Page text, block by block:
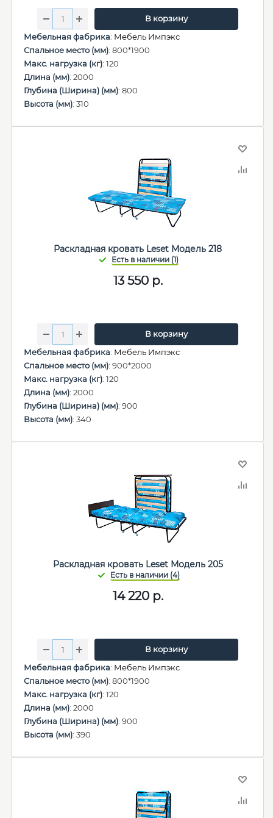
В корзину
Мебельная фабрика: Мебель Импэкс
Спальное место (мм): 800*1900
Макс. нагрузка (кг): 120
Длина (мм): 2000
Глубина (Ширина) (мм): 800
Высота (мм): 310
Раскладная кровать Leset Модель 218
13 550р.
В корзину
Мебельная фабрика: Мебель Импэкс
Спальное место (мм): 900*2000
Макс. нагрузка (кг): 120
Длина (мм): 2000
Глубина (Ширина) (мм): 900
Высота (мм): 340
Раскладная кровать Leset Модель 205
14 220р.
В корзину
Мебельная фабрика: Мебель Импэкс
Спальное место (мм): 800*1900
Макс. нагрузка (кг): 120
Длина (мм): 2000
Глубина (Ширина) (мм): 900
Высота (мм): 390